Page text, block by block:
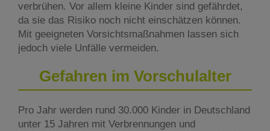
verbrühen. Vor allem kleine Kinder sind gefährdet,
da sie das Risiko noch nicht einschätzen können.
Mit geeigneten Vorsichtsmaßnahmen lassen sich
jedoch viele Unfälle vermeiden.
Gefahren im Vorschulalter
Pro Jahr werden rund 30.000 Kinder in Deutschland
unter 15 Jahren mit Verbrennungen und